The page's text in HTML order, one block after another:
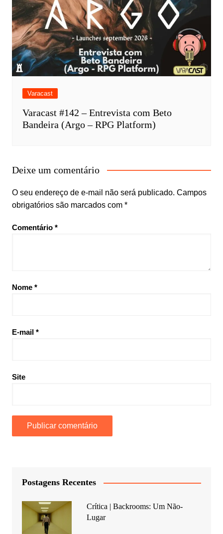
Varacast
Varacast #142 – Entrevista com Beto
Bandeira (Argo – RPG Platform)
Deixe um comentário
O seu endereço de e-mail não será publicado. Campos
obrigatórios são marcados com *
Comentário *
Nome *
E-mail *
Site
Postagens Recentes
Crítica | Backrooms: Um Não-
Lugar